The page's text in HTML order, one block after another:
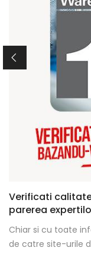
Verificati
parerea
Chiar si cu toate
de catre site-urile